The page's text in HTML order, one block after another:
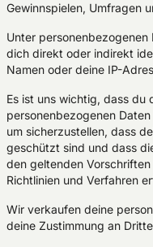
Gewinnspielen, Umfragen
Unter
dich direkt oder indirekt
Namen oder deine IP-
Es ist uns wichtig, dass du
personenbezogenen
um sicherzustellen, dass
geschützt sind und dass
den geltenden
Richtlinien und Verfahren
Wir verkaufen deine
deine Zustimmung an